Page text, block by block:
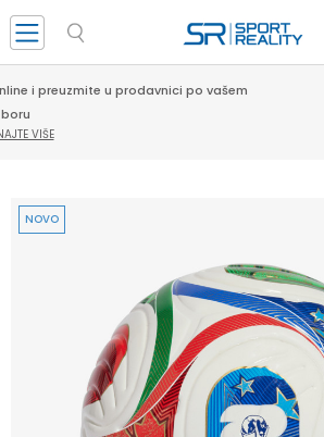
PORUČI ONLINE I UŠTEDI
NOVO